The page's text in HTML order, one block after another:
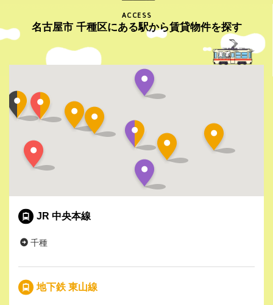
ACCESS
名古屋市 千種区にある駅から賃貸物件を探す
JR 中央本線
千種
地下鉄 東山線